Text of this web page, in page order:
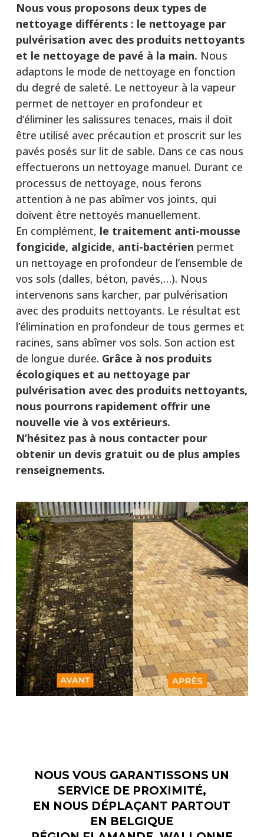
Nous vous proposons deux types de
nettoyage différents : le nettoyage par
pulvérisation avec des produits nettoyants
et le nettoyage de pavé à la main. Nous
adaptons le mode de nettoyage en fonction
du degré de saleté. Le nettoyeur à la vapeur
permet de nettoyer en profondeur et
d’éliminer les salissures tenaces, mais il doit
être utilisé avec précaution et proscrit sur les
pavés posés sur lit de sable. Dans ce cas nous
effectuerons un nettoyage manuel. Durant ce
processus de nettoyage, nous ferons
attention à ne pas abîmer vos joints, qui
doivent être nettoyés manuellement.
En complément, le traitement anti-mousse
fongicide, algicide, anti-bactérien permet
un nettoyage en profondeur de l’ensemble de
vos sols (dalles, béton, pavés,…). Nous
intervenons sans karcher, par pulvérisation
avec des produits nettoyants. Le résultat est
l’élimination en profondeur de tous germes et
racines, sans abîmer vos sols. Son action est
de longue durée. Grâce à nos produits
écologiques et au nettoyage par
pulvérisation avec des produits nettoyants,
nous pourrons rapidement offrir une
nouvelle vie à vos extérieurs.
N’hésitez pas à nous contacter pour
obtenir un devis gratuit ou de plus amples
renseignements.
NOUS VOUS GARANTISSONS UN
SERVICE DE PROXIMITÉ,
EN NOUS DÉPLAÇANT PARTOUT
EN BELGIQUE